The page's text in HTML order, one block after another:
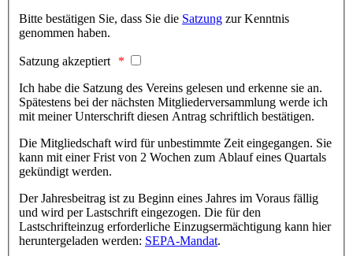
Bitte bestätigen Sie, dass Sie die Satzung zur Kenntnis
genommen haben.
Satzung akzeptiert
Ich habe die Satzung des Vereins gelesen und erkenne sie an.
Spätestens bei der nächsten Mitgliederversammlung werde ich
mit meiner Unterschrift diesen Antrag schriftlich bestätigen.
Die Mitgliedschaft wird für unbestimmte Zeit eingegangen. Sie
kann mit einer Frist von 2 Wochen zum Ablauf eines Quartals
gekündigt werden.
Der Jahresbeitrag ist zu Beginn eines Jahres im Voraus fällig
und wird per Lastschrift eingezogen. Die für den
Lastschrifteinzug erforderliche Einzugsermächtigung kann hier
heruntergeladen werden: SEPA-Mandat.